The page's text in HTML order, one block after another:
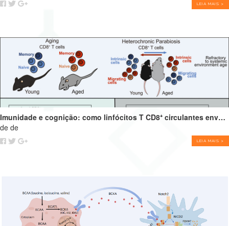
LEIA MAIS >
Imunidade e cognição: como linfócitos T CD8⁺ circulantes envelhecidos podem impulsionar o declínio cognitivo
de de
LEIA MAIS >